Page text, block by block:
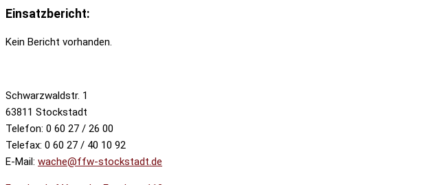
Einsatzbericht:
Kein Bericht vorhanden.
Schwarzwaldstr. 1
63811 Stockstadt
Telefon: 0 60 27 / 26 00
Telefax: 0 60 27 / 40 10 92
E-Mail: wache@ffw-stockstadt.de